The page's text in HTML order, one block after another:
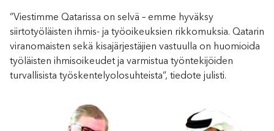
”Viestimme Qatarissa on selvä – emme hyväksy
siirtotyöläisten ihmis- ja työoikeuksien rikkomuksia. Qatarin
viranomaisten sekä kisajärjestäjien vastuulla on huomioida
työläisten ihmisoikeudet ja varmistua työntekijöiden
turvallisista työskentelyolosuhteista”, tiedote julisti.